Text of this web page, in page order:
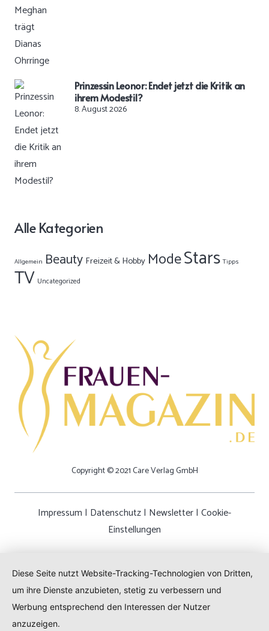
Prinzessin Leonor: Endet jetzt die Kritik an
ihrem Modestil?
8. August 2026
Alle Kategorien
Allgemein Beauty Freizeit & Hobby ModeStars Tipps
TV Uncategorized
Copyright © 2021 Care Verlag GmbH
Impressum | Datenschutz| Newsletter| Cookie-
Einstellungen
Diese Seite nutzt Website-Tracking-Technologien von Dritten,
um ihre Dienste anzubieten, stetig zu verbessern und
Werbung entsprechend den Interessen der Nutzer
anzuzeigen.